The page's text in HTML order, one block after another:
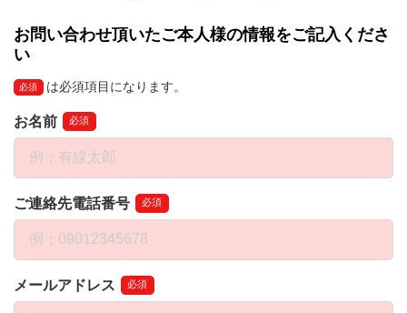
お問い合わせ頂いたご本人様の情報をご記入くださ
い
必須 は必須項目になります。
お名前 必須
ご連絡先電話番号 必須
メールアドレス 必須